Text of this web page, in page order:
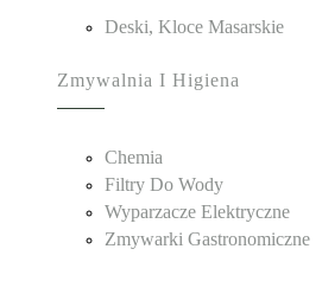
Deski, Kloce Masarskie
Zmywalnia I Higiena
Chemia
Filtry Do Wody
Wyparzacze Elektryczne
Zmywarki Gastronomiczne